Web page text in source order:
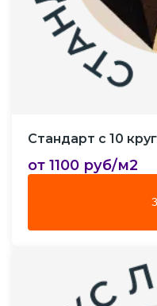
Стандарт с 10
от 1100 руб/м2